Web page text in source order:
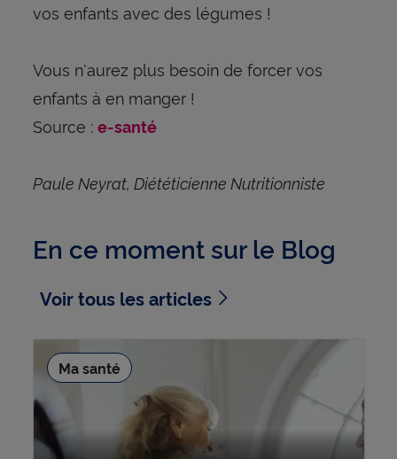
vos enfants avec des légumes !
Vous n'aurez plus besoin de forcer vos
enfants à en manger !
Source : e-santé
Paule Neyrat, Diététicienne Nutritionniste
En ce moment sur le Blog
Voir tous les articles
Ma santé